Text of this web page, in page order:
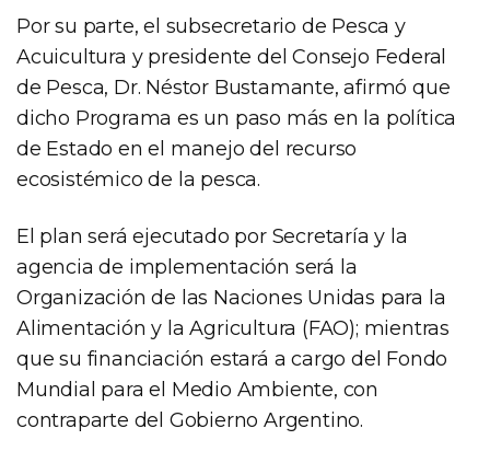
Por su parte, el subsecretario de Pesca y
Acuicultura y presidente del Consejo Federal
de Pesca, Dr. Néstor Bustamante, afirmó que
dicho Programa es un paso más en la política
de Estado en el manejo del recurso
ecosistémico de la pesca.
El plan será ejecutado por Secretaría y la
agencia de implementación será la
Organización de las Naciones Unidas para la
Alimentación y la Agricultura (FAO); mientras
que su financiación estará a cargo del Fondo
Mundial para el Medio Ambiente, con
contraparte del Gobierno Argentino.